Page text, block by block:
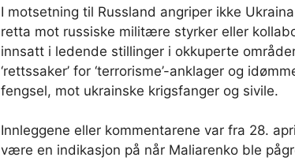
I motsetning til Russland angriper ikke
retta mot russiske militære styrker eller
innsatt i ledende stillinger i okkuperte
‘rettssaker’ for ‘terrorisme’-anklager og
fengsel, mot ukrainske krigsfanger og sivile.
Innleggene eller kommentarene var fra 28.
være en indikasjon på når Maliarenko ble